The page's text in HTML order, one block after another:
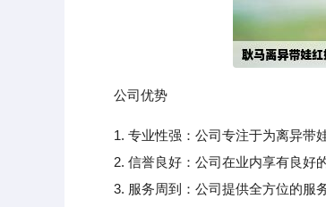
公司优势
1. 专业性强：公司专注于为离异带
2. 信誉良好：公司在业内享有良好的
3. 服务周到：公司提供全方位的服务